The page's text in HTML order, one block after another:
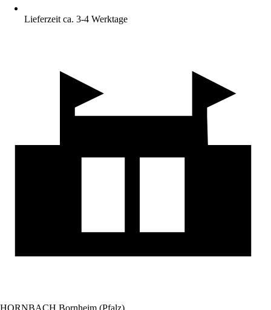
Lieferzeit ca. 3-4 Werktage
HORNBACH Bornheim (Pfalz)